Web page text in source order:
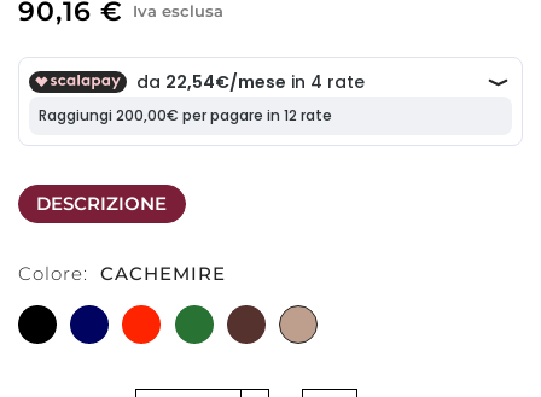
90,16 € Iva esclusa
DESCRIZIONE
Colore: CACHEMIRE
NEROBLU
ZAFFIRO
ROSSO
SCARLATTO
VERDE
SMERALDO
EBANOCACHEMIRE